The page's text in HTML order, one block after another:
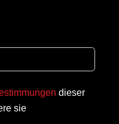
dieser
sie